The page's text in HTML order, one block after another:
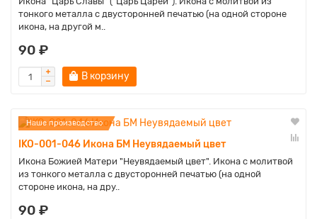
тонкого металла с двусторонней печатью (на одной стороне
икона, на другой м..
90 ₽
В корзину
Наше производство
IKO-001-046 Икона БМ Неувядаемый цвет
Икона Божией Матери "Неувядаемый цвет". Икона с молитвой
из тонкого металла с двусторонней печатью (на одной
стороне икона, на дру..
90 ₽